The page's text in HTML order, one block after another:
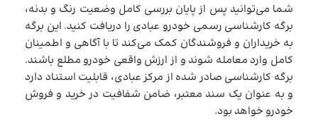
شما می‌توانید پس از پایان بررسی کامل وضعیت رنگ و بدنه،
برگه کارشناسی رسمی خودرو عبادی را دریافت کنید. این برگه
به خریداران و فروشندگان کمک می‌کند تا با آگاهی و اطمینان
کامل وارد معامله شوند و از ارزش واقعی خودرو مطلع باشند.
برگه کارشناسی صادر شده از مرکز عبادی، قابلیت استناد دارد
و به عنوان یک سند معتبر، ضامن شفافیت در خرید و فروش
خودرو خواهد بود.